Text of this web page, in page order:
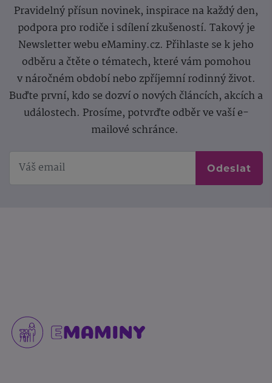
Pravidelný přísun novinek, inspirace na každý den,
podpora pro rodiče i sdílení zkušeností. Takový je
Newsletter webu eMaminy.cz. Přihlaste se k jeho
odběru a čtěte o tématech, které vám pomohou
v náročném období nebo zpříjemní rodinný život.
Buďte první, kdo se dozví o nových článcích, akcích a
událostech. Prosíme, potvrďte odběr ve vaší e-
mailové schránce.
Odeslat